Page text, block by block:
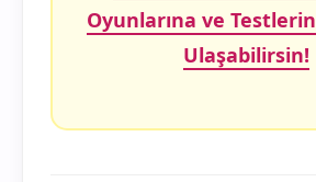
Oyunlarına ve
Ulaşabilirsin!